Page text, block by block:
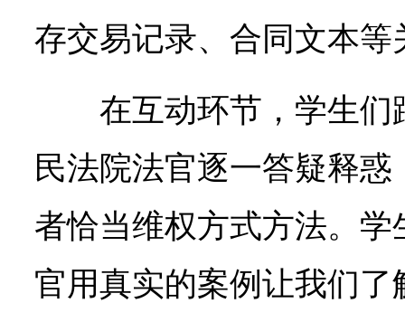
存交易记录、合同文本等
在互动环节，学生
民法院法官逐一答疑释
者恰当维权方式方法。学
官用真实的案例让我们